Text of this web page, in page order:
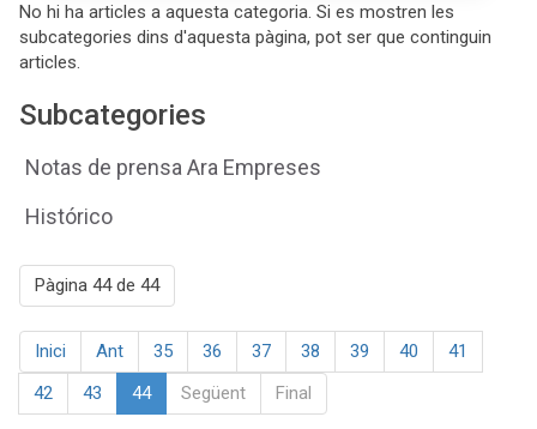
No hi ha articles a aquesta categoria. Si es mostren les
subcategories dins d'aquesta pàgina, pot ser que continguin
articles.
Subcategories
Notas de prensa Ara Empreses
Histórico
Pàgina 44 de 44
Inici Ant 35 36 37 38 39 40
41
42
43 44 Següent Final